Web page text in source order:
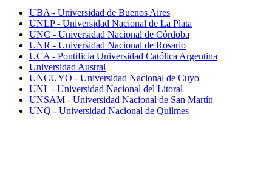
UBA - Universidad de Buenos Aires
UNLP - Universidad Nacional de La Plata
UNC - Universidad Nacional de Córdoba
UNR - Universidad Nacional de Rosario
UCA - Pontificia Universidad Católica Argentina
Universidad Austral
UNCUYO - Universidad Nacional de Cuyo
UNL - Universidad Nacional del Litoral
UNSAM - Universidad Nacional de San Martín
UNQ - Universidad Nacional de Quilmes